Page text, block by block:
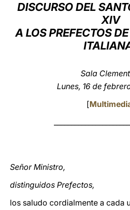
DISCURSO DEL
XIV
A LOS PREFECTOS
Sala
Lunes, 16 de
[
Señor Ministro,
distinguidos Prefectos,
los saludo cordialmente a cada